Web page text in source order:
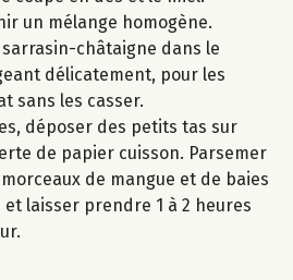
un mélange homogène.
châtaigne dans le
délicatement, pour les
sans les casser.
déposer des petits tas sur
de papier cuisson. Parsemer
de mangue et de baies
et laisser prendre 1 à 2 heures